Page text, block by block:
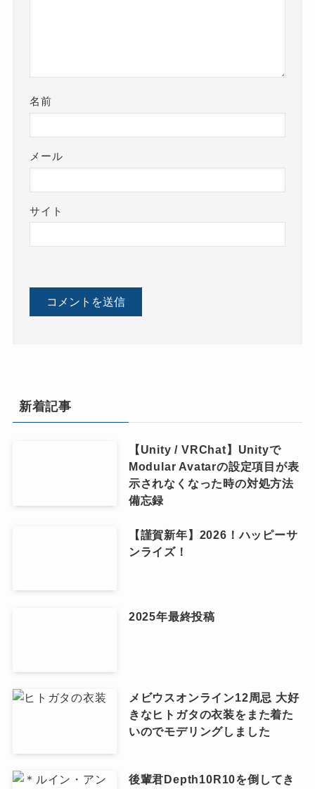
名前
メール
サイト
新着記事
【Unity / VRChat】Unityで
Modular Avatarの設定項目が表
示されなくなった時の対処方法
備忘録
【謹賀新年】2026！ハッピーサ
ンライズ！
2025年最終投稿
メビウスオンライン12周忌 大好
きなヒトガタの衣装をまた着た
いのでモデリングしました
後輩君Depth10R10を倒してき